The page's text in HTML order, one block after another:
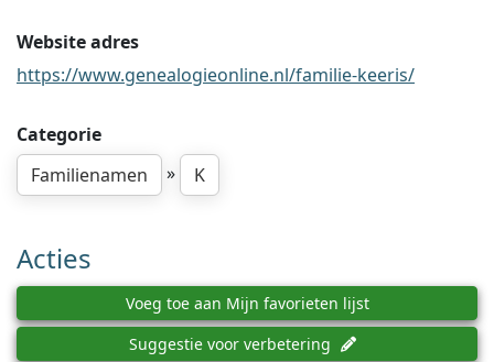
Website adres
https://www.genealogieonline.nl/familie-keeris/
Categorie
Familienamen
» K
Acties
Voeg toe aan Mijn favorieten lijst
Suggestie voor verbetering